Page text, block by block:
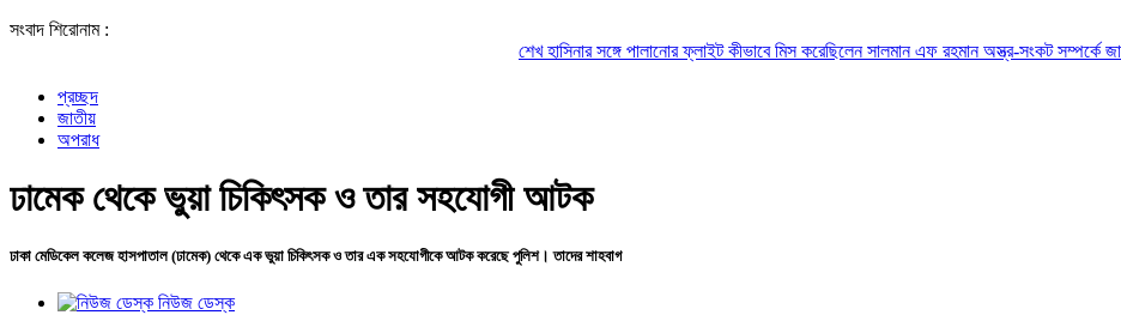
সংবাদ শিরোনাম :
শেখ হাসিনার সঙ্গে পালানোর ফ্লাইট কীভাবে মিস করেছিলেন সালমান এফ রহমানঅস্ত্র-সংকট সম্পর্কে জানতেন না
প্রচ্ছদ
জাতীয়
অপরাধ
ঢামেক থেকে ভুয়া চিকিৎসক ও তার সহযোগী আটক
ঢাকা মেডিকেল কলেজ হাসপাতাল (ঢামেক) থেকে এক ভুয়া চিকিৎসক ও তার এক সহযোগীকে আটক করেছে পুলিশ। তাদের শাহবাগ
নিউজ ডেস্ক